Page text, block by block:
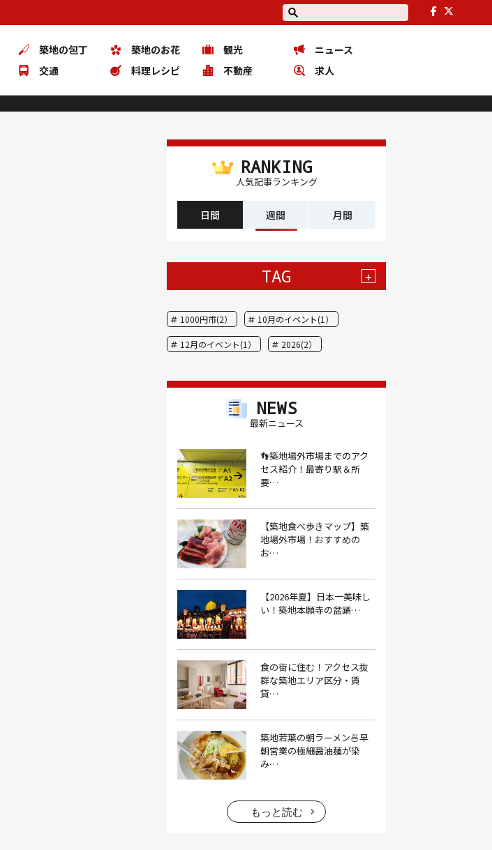
築地の包丁 築地のお花 観光
ニュース
交通 料理レシピ 不動産 求人
RANKING
人気記事ランキング
日間 週間 月間
TAG +
1000円市(2） 10月のイベント(1）
12月のイベント(1） 2026(2）
アイスクリーム(1）
あごだし(1） アジフライ(1）
アド街(3）
アパート探し(1） アルバイト(1）
アンテナショップ(1） あんぱん(1）
あんみつ(4）
イタリアン(6） イタリアンバル(1）
イタリアンレストラン(1）
イチゴジャム(1） イベント(9）
イベント 東京(1） イベント2026(1）
いわし(1） ウェットティッシュ(1）
うなぎ(10） うなぎ屋(2）
うなぎ弁当(2） うな重(2）
エコバッグ 折りたたみ(1） エビフライ(3）
NEWS
最新ニュース
👣築地場外市場までのアク
セス紹介！最寄り駅＆所
要…
【築地食べ歩きマップ】築
地場外市場！おすすめの
お…
【2026年夏】日本一美味し
い！築地本願寺の盆踊…
食の街に住む！アクセス抜
群な築地エリア区分・賃
貸…
築地若葉の朝ラーメン🍜早
朝営業の極細醤油麺が染
み…
もっと読む